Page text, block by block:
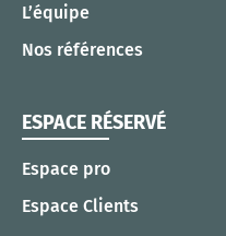
L’équipe
Nos références
ESPACE RÉSERVÉ
Espace pro
Espace Clients